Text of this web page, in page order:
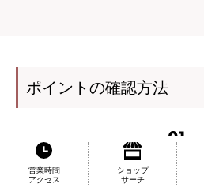
ポイントの確認方法
WESPOアプリ・マ
営業時間
アクセス
ショップ
サーチ